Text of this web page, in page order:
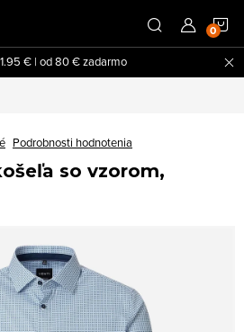
€ | od 80 € zadarmo
Podrobnosti hodnotenia
so vzorom,